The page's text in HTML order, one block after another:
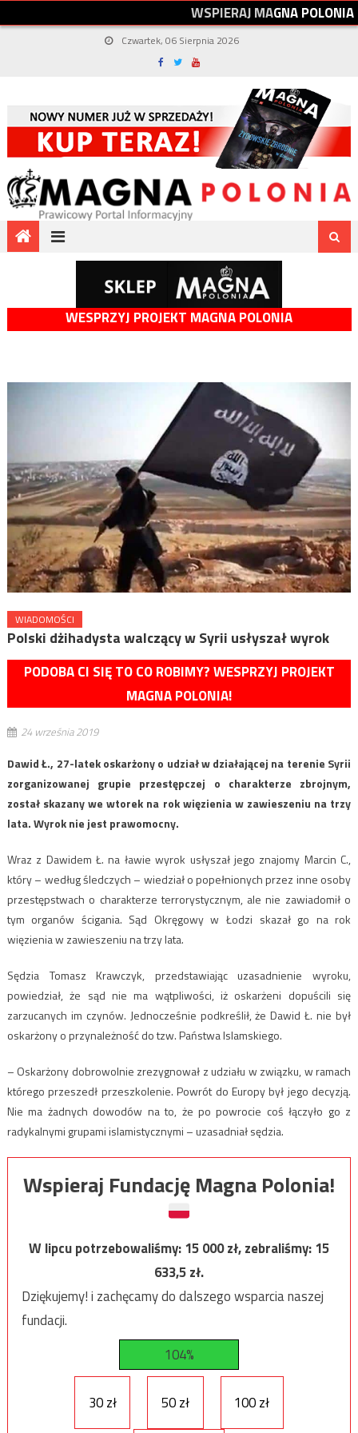
WSPIERAJMAGNAPOLONIA
Czwartek, 06 Sierpnia 2026
WESPRZYJ PROJEKT MAGNA POLONIA
WIADOMOŚCI
Polski dżihadysta walczący w Syrii usłyszał wyrok
PODOBA CI SIĘ TO CO ROBIMY? WESPRZYJ PROJEKT
MAGNA POLONIA!
24 września 2019
Dawid Ł., 27-latek oskarżony o udział w działającej na terenie Syrii
zorganizowanej grupie przestępczej o charakterze zbrojnym,
został skazany we wtorek na rok więzienia w zawieszeniu na trzy
lata. Wyrok nie jest prawomocny.
Wraz z Dawidem Ł. na ławie wyrok usłyszał jego znajomy Marcin C.,
który – według śledczych – wiedział o popełnionych przez inne osoby
przestępstwach o charakterze terrorystycznym, ale nie zawiadomił o
tym organów ścigania. Sąd Okręgowy w Łodzi skazał go na rok
więzienia w zawieszeniu na trzy lata.
Sędzia Tomasz Krawczyk, przedstawiając uzasadnienie wyroku,
powiedział, że sąd nie ma wątpliwości, iż oskarżeni dopuścili się
zarzucanych im czynów. Jednocześnie podkreślił, że Dawid Ł. nie był
oskarżony o przynależność do tzw. Państwa Islamskiego.
– Oskarżony dobrowolnie zrezygnował z udziału w związku, w ramach
którego przeszedł przeszkolenie. Powrót do Europy był jego decyzją.
Nie ma żadnych dowodów na to, że po powrocie coś łączyło go z
radykalnymi grupami islamistycznymi – uzasadniał sędzia.
Wspieraj Fundację Magna Polonia!
W lipcu potrzebowaliśmy:15 000zł, zebraliśmy:15
633,5zł.
Dziękujemy! i zachęcamy do dalszego wsparcia naszej
fundacji.
104%
30 zł 50 zł 100 zł